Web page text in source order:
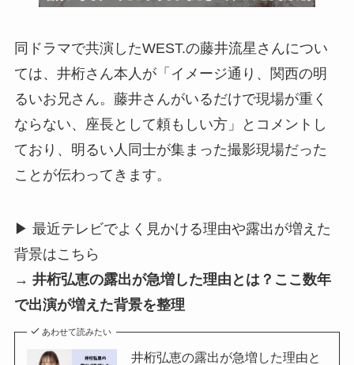
同ドラマで共演したWEST.の藤井流星さんについ
ては、井桁さん本人が「イメージ通り、関西の明
るいお兄さん。藤井さんがいるだけで現場が重く
ならない、座長として頼もしい方」とコメントし
ており、明るい人同士が集まった撮影現場だった
ことが伝わってきます。
▶ 最近テレビでよく見かける理由や露出が増えた
背景はこちら
→ 井桁弘恵の露出が急増した理由とは？ここ数年
で出演が増えた背景を整理
あわせて読みたい
井桁弘恵の露出が急増した理由と